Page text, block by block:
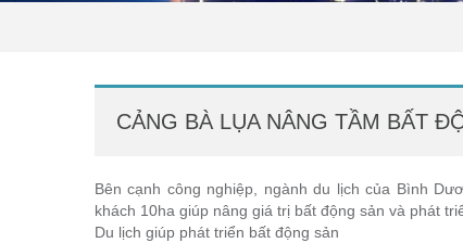
CẢNG BÀ LỤA NÂNG TẦM BẤT
Bên cạnh công nghiệp, ngành du lịch của Bình
khách 10ha giúp nâng giá trị bất động sản và phát
Du lịch giúp phát triển bất động sản